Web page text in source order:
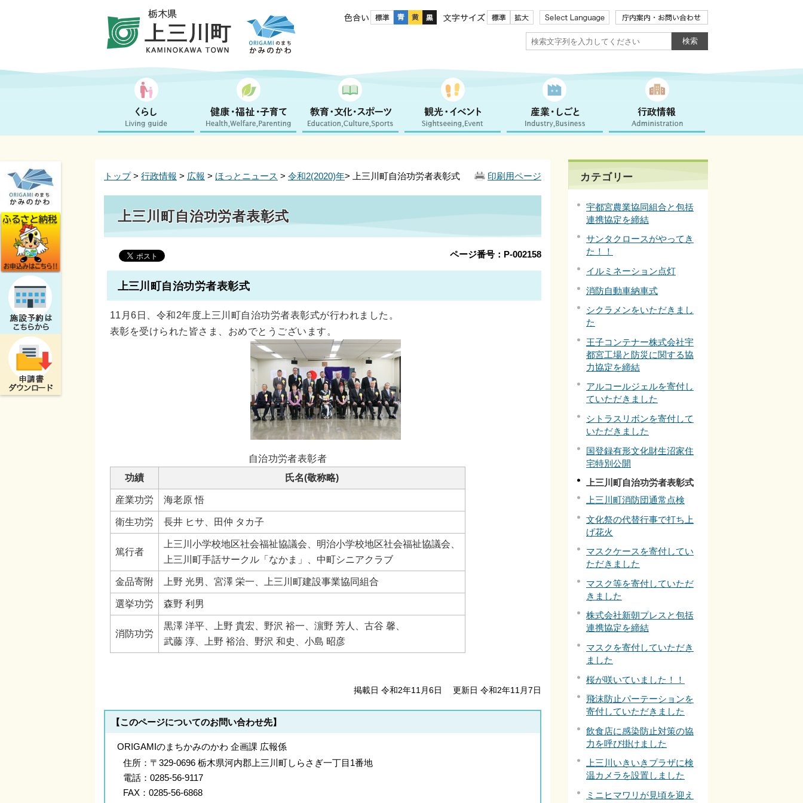
色合い 文字サイズ
印刷用ページ
トップ> 行政情報 > 広報 > ほっとニュース > 令和2(2020)年> 上三川町自治功労者表彰式
上三川町自治功労者表彰式
ページ番号：P-002158
上三川町自治功労者表彰式
11月6日、令和2年度上三川町自治功労者表彰式が行われました。
表彰を受けられた皆さま、おめでとうございます。
自治功労者表彰者
功績 氏名(敬称略)
産業功労 海老原 悟
衛生功労 長井 ヒサ、田仲 タカ子
篤行者
上三川小学校地区社会福祉協議会、明治小学校地区社会福祉協議会、
上三川町手話サークル「なかま」、中町シニアクラブ
金品寄附 上野 光男、宮澤 栄一、上三川町建設事業協同組合
選挙功労 森野 利男
消防功労
黒澤 洋平、上野 貴宏、野沢 裕一、濵野 芳人、古谷 馨、
武藤 淳、上野 裕治、野沢 和史、小島 昭彦
掲載日 令和2年11月6日 更新日 令和2年11月7日
【このページについてのお問い合わせ先】
ORIGAMIのまちかみのかわ 企画課 広報係
住所： 〒329-0696 栃木県河内郡上三川町しらさぎ一丁目1番地
電話： 0285-56-9117
FAX： 0285-56-6868
カテゴリー
宇都宮農業協同組合と包括
連携協定を締結
サンタクロースがやってき
た！！
イルミネーション点灯
消防自動車納車式
シクラメンをいただきまし
た
王子コンテナー株式会社宇
都宮工場と防災に関する協
力協定を締結
アルコールジェルを寄付し
ていただきました
シトラスリボンを寄付して
いただきました
国登録有形文化財生沼家住
宅特別公開
上三川町自治功労者表彰式
上三川町消防団通常点検
文化祭の代替行事で打ち上
げ花火
マスクケースを寄付してい
ただきました
マスク等を寄付していただ
きました
株式会社新朝プレスと包括
連携協定を締結
マスクを寄付していただき
ました
桜が咲いていました！！
飛沫防止パーテーションを
寄付していただきました
飲食店に感染防止対策の協
力を呼び掛けました
上三川いきいきプラザに検
温カメラを設置しました
ミニヒマワリが見頃を迎え